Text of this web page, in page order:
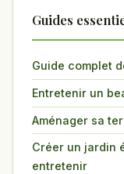
Guides
Guide complet
Entretenir un
Aménager sa
Créer un jardin
entretenir